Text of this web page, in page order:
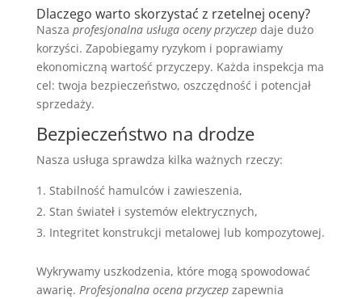
Dlaczego warto skorzystać z rzetelnej oceny?
Nasza profesjonalna usługa oceny przyczepdaje dużo
korzyści. Zapobiegamy ryzykom i poprawiamy
ekonomiczną wartość przyczepy. Każda inspekcja ma
cel: twoja bezpieczeństwo, oszczędność i potencjał
sprzedaży.
Bezpieczeństwo na drodze
Nasza usługa sprawdza kilka ważnych rzeczy:
Stabilność hamulców i zawieszenia,
Stan świateł i systemów elektrycznych,
Integritet konstrukcji metalowej lub kompozytowej.
Wykrywamy uszkodzenia, które mogą spowodować
awarię. Profesjonalna ocena przyczepzapewnia